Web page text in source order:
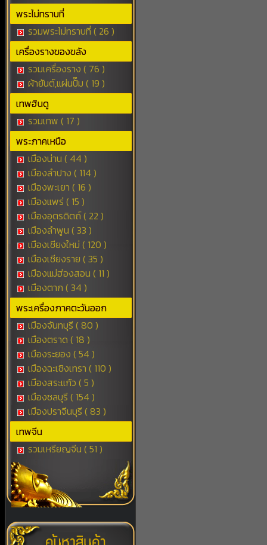
พระไม่ทราบที่
รวมพระไม่ทราบที่ ( 26 )
เครื่องรางของขลัง
รวมเครื่องราง ( 76 )
ผ้ายันต์,แผ่นปั๊ม ( 19 )
เทพฮินดู
รวมเทพ ( 17 )
พระภาคเหนือ
เมืองน่าน ( 44 )
เมืองลำปาง ( 114 )
เมืองพะเยา ( 16 )
เมืองแพร่ ( 15 )
เมืองอุตรดิตถ์ ( 22 )
เมืองลำพูน ( 33 )
เมืองเชียงใหม่ ( 120 )
เมืองเชียงราย ( 35 )
เมืองแม่ฮ่องสอน ( 11 )
เมืองตาก ( 34 )
พระเครื่องภาคตะวันออก
เมืองจันทบุรี ( 80 )
เมืองตราด ( 18 )
เมืองระยอง ( 54 )
เมืองฉะเชิงเทรา ( 110 )
เมืองสระแก้ว ( 5 )
เมืองชลบุรี ( 154 )
เมืองปราจีนบุรี ( 83 )
เทพจีน
รวมเหรียญจีน ( 51 )